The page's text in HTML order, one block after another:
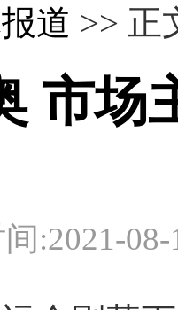
道 >> 正
市场
间:2021-